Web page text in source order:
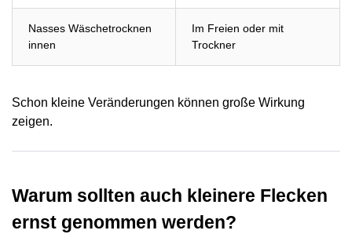
Nasses Wäschetrocknen
innen
Im Freien oder mit
Trockner
Schon kleine Veränderungen können große Wirkung
zeigen.
Warum sollten auch kleinere Flecken
ernst genommen werden?